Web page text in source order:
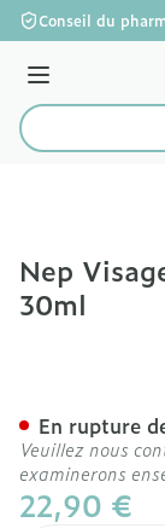
Aller au contenu
Conseil du
Menu
Rechercher
Nep
30ml
22,90 €
En rupture
Veuillez nous
examinerons